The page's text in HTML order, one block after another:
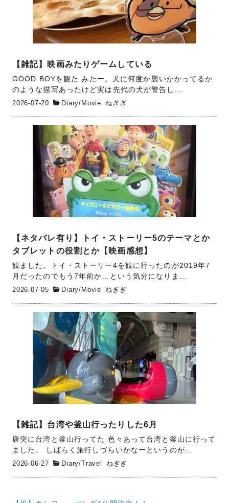
【雑記】映画みたりゲームしている
GOOD BOYを観た みたー。犬に何度か襲いかかってるか
のような描写あったけど実は先代の犬が警告し...
2026-07-20
Diary/ Movie ねぎぎ
【ネタバレ有り】トイ・ストーリー5のテーマとか
タブレットの役割とか【映画感想】
観ました。トイ・ストーリー4を観に行ったのが2019年7
月だったのでもう7年前か…という気分になりま...
2026-07-05
Diary/ Movie ねぎぎ
【雑記】台湾や釜山行ったりした6月
唐突に台湾と釜山行ってた 色々あって台湾と釜山に行って
ました。 しばらく旅行しづらいかなーというのが...
2026-06-27
Diary/Travel ねぎぎ
投